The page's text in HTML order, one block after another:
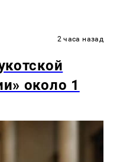
2 часа назад
около 1